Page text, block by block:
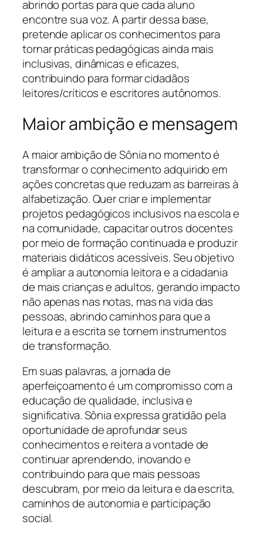
abrindo portas para que cada aluno
encontre sua voz. A partir dessa base,
pretende aplicar os conhecimentos para
tornar práticas pedagógicas ainda mais
inclusivas, dinâmicas e eficazes,
contribuindo para formar cidadãos
leitores/críticos e escritores autônomos.
Maior ambição e mensagem
A maior ambição de Sônia no momento é
transformar o conhecimento adquirido em
ações concretas que reduzam as barreiras à
alfabetização. Quer criar e implementar
projetos pedagógicos inclusivos na escola e
na comunidade, capacitar outros docentes
por meio de formação continuada e produzir
materiais didáticos acessíveis. Seu objetivo
é ampliar a autonomia leitora e a cidadania
de mais crianças e adultos, gerando impacto
não apenas nas notas, mas na vida das
pessoas, abrindo caminhos para que a
leitura e a escrita se tornem instrumentos
de transformação.
Em suas palavras, a jornada de
aperfeiçoamento é um compromisso com a
educação de qualidade, inclusiva e
significativa. Sônia expressa gratidão pela
oportunidade de aprofundar seus
conhecimentos e reitera a vontade de
continuar aprendendo, inovando e
contribuindo para que mais pessoas
descubram, por meio da leitura e da escrita,
caminhos de autonomia e participação
social.